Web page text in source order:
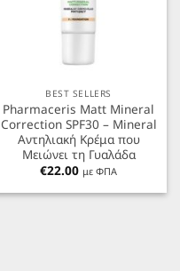
BEST SELLERS
Pharmaceris Matt Mineral
Correction SPF30 – Mineral
Αντηλιακή Κρέμα που
Μειώνει τη Γυαλάδα
€22.00 με ΦΠΑ